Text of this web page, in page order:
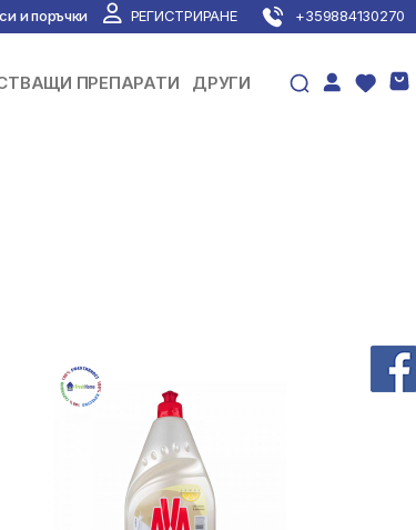
и поръчки РЕГИСТРИРАНЕ +359884130270
ПРЕПАРАТИ ДРУГИ